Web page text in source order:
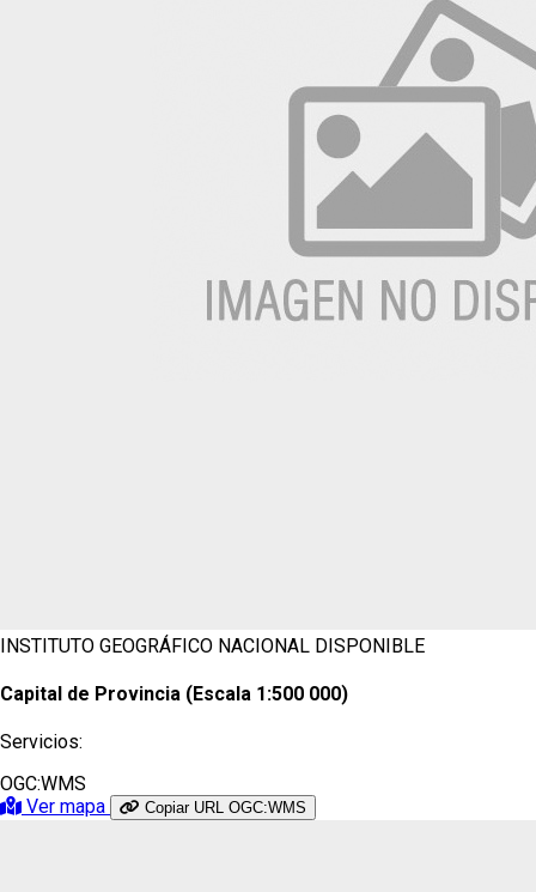
INSTITUTO GEOGRÁFICO NACIONAL DISPONIBLE
Capital de Provincia (Escala 1:500 000)
Servicios:
OGC:WMS
Ver mapa
Copiar URL OGC:WMS